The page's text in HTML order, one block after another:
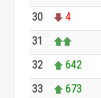
30
4
31
32
642
33
673